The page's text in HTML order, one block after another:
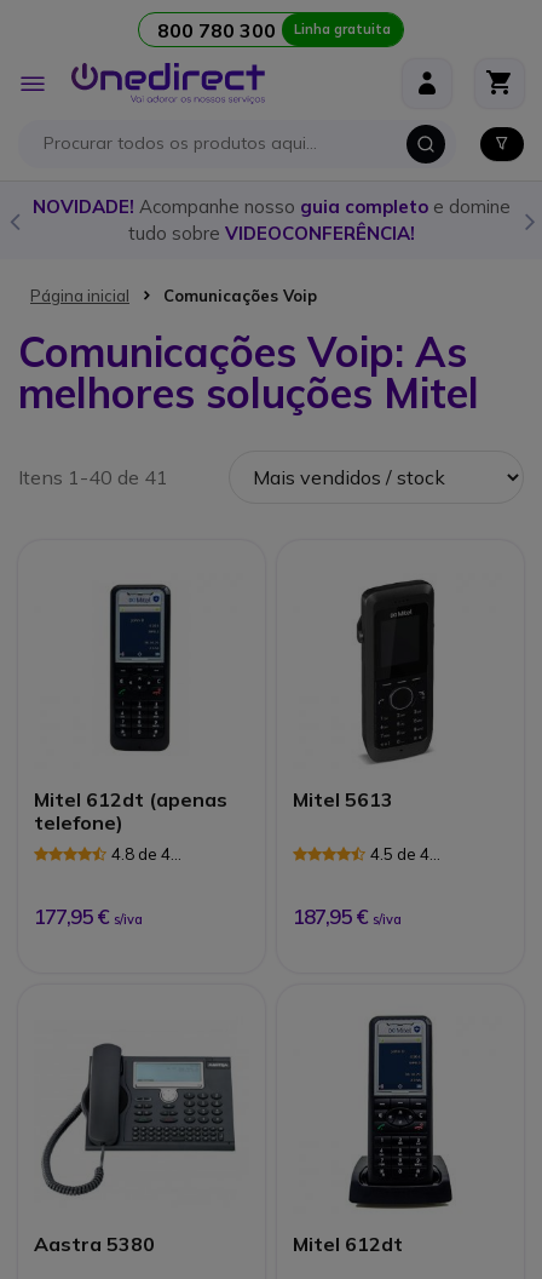
800 780 300 Linha gratuita
Alternar
Nav
e domine Descubra owalkie talkieideal para cada ocasião
nossoguia detalhado!
Página inicial Comunicações Voip
Comunicações Voip: As
melhores soluções Mitel
Itens 1-40 de 41
Mitel 612dt (apenas
telefone)
4.8 de 4
177,95 € s/iva
Mitel 5613
4.5 de 4
187,95 € s/iva
Aastra 5380 Mitel 612dt